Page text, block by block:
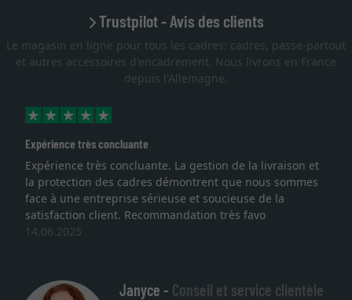
Trustpilot - Avis des clients
Le magasin en ligne pour tous les cadres: cadres, passe-partout
et autres accessoires d'encadrement. Nous livrons en France
depuis l'Allemagne.
Expérience très concluante
Expérience très concluante. La gestion de la livraison et
la protection des cadres démontrent que nous sommes
face à une entreprise sérieuse et soucieuse de la
satisfaction client. Recommandation très favo
14.06.2025
Janyce - Conseil et service clientèle